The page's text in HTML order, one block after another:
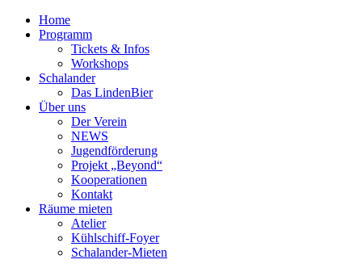
Home
Programm
Tickets & Infos
Workshops
Schalander
Das LindenBier
Über uns
Der Verein
NEWS
Jugendförderung
Projekt „Beyond“
Kooperationen
Kontakt
Räume mieten
Atelier
Kühlschiff-Foyer
Schalander-Mieten